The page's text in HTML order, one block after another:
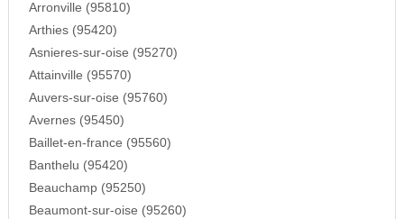
Arronville (95810)
Arthies (95420)
Asnieres-sur-oise (95270)
Attainville (95570)
Auvers-sur-oise (95760)
Avernes (95450)
Baillet-en-france (95560)
Banthelu (95420)
Beauchamp (95250)
Beaumont-sur-oise (95260)